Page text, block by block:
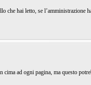
che hai letto, se
ad ogni pagina, ma questo